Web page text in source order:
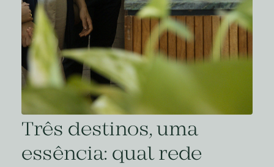
Três destinos, uma
essência: qual rede